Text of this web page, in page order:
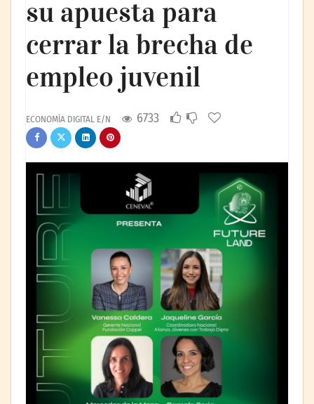
su apuesta para
cerrar la brecha de
empleo juvenil
ECONOMÍA DIGITAL E/N 6733